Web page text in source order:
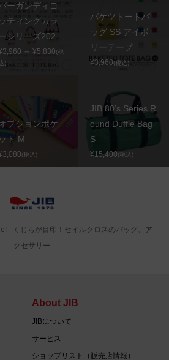
ーガンディヨ
ッティングカラ
シリーズ202...
～ ¥5,830(税
)
バケツトートバ
ッグ SS アイボ
リーテープ
¥3,960(税込)
プションポケ
ット M
(税込)
JIB 80’s Series R
ound Duffle Bag
S
¥15,400(税込)
‐ くじらが目印！セイルクロスのバッグ、ア
クセサリー
About JIB
JIBについて
サービス
ショップリスト（販売店情報）